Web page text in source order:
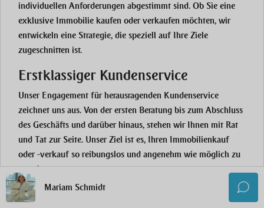
individuellen Anforderungen abgestimmt sind. Ob Sie eine
exklusive Immobilie kaufen oder verkaufen möchten, wir
entwickeln eine Strategie, die speziell auf Ihre Ziele
zugeschnitten ist.
Erstklassiger Kundenservice
Unser Engagement für herausragenden Kundenservice
zeichnet uns aus. Von der ersten Beratung bis zum Abschluss
des Geschäfts und darüber hinaus, stehen wir Ihnen mit Rat
und Tat zur Seite. Unser Ziel ist es, Ihren Immobilienkauf
oder -verkauf so reibungslos und angenehm wie möglich zu
gestalten.
Umfangreiches Netzwerk
Mariam Schmidt